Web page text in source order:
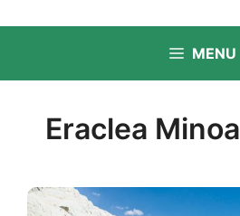
MENU
Eraclea Minoa